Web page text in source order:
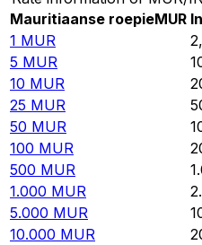
Mauritiaanse roepieMUR
1 MUR
5 MUR
10 MUR
25 MUR
50 MUR
100 MUR
500 MUR
1.000 MUR
5.000 MUR
10.000 MUR